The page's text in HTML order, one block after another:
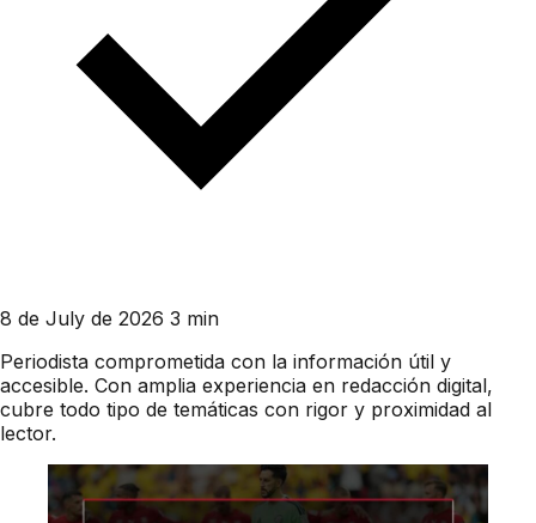
8 de July de 2026 3 min
Periodista comprometida con la información útil y
accesible. Con amplia experiencia en redacción digital,
cubre todo tipo de temáticas con rigor y proximidad al
lector.